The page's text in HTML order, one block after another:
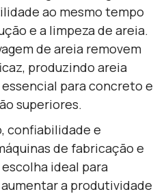
ao mesmo tempo
e a limpeza de areia.
de areia removem
produzindo areia
para concreto e
superiores.
confiabilidade e
de fabricação e
ideal para
a produtividade